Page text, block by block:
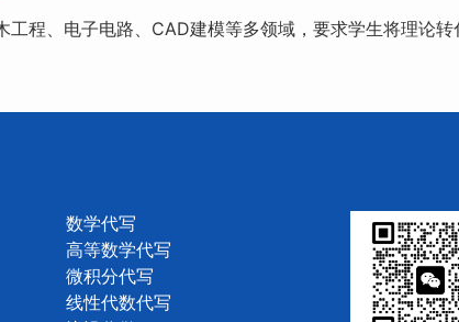
程、电子电路、CAD建模等多领域，要求学生将理论
数学代写
高等数学代写
微积分代写
线性代数代写